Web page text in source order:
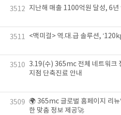
3512 지난해 매출 1100억원 달성, 6년
3511 <맥미걸> 역.대.급 솔루션,
3510
3.19(수) 365mc 전체 네트워크
지점 단축진료 안내
3509 🌍 365mc 글로벌 홈페이지 리뉴얼! 인도네시아·태국 고객
한 맞춤 정보 제공🚀